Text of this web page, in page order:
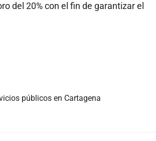
del 20% con el fin de garantizar el
públicos en Cartagena